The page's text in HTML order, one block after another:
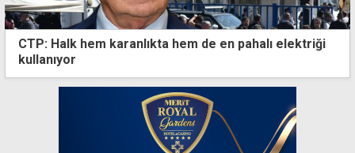
CTP: Halk hem karanlıkta hem de en pahalı elektriği
kullanıyor